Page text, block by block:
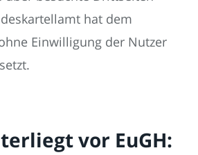
hat dem
Einwilligung der Nutzer
vor EuGH: